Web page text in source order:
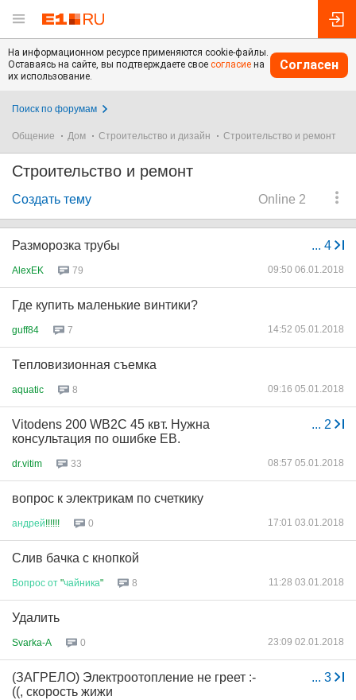
На информационном ресурсе применяются cookie-файлы.
Оставаясь на сайте, вы подтверждаете свое согласие на
их использование.
Согласен
Поиск по форумам
Общение Дом Строительство и дизайн Строительство и ремонт
Строительство и ремонт
Online 2
Создать тему
... 4
Разморозка трубы
AlexEK 79 09:50 06.01.2018
Где купить маленькие винтики?
guff84 7 14:52 05.01.2018
Тепловизионная съемка
aquatic 8 09:16 05.01.2018
... 2
Vitodens 200 WB2C 45 квт. Нужна
консультация по ошибке EB.
dr.vitim 33 08:57 05.01.2018
вопрос к электрикам по счеткику
андрей!!!!!! 0 17:01 03.01.2018
Слив бачка с кнопкой
Вопрос от "чайника" 8 11:28 03.01.2018
Удалить
Svarka-A 0 23:09 02.01.2018
... 3
(ЗАГРЕЛО) Электроотопление не греет :-
((, скорость жижи